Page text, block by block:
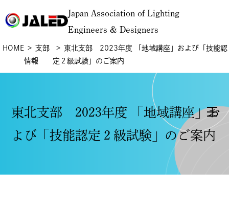
Japan Association of Lighting
Engineers & Designers
HOME
支部
情報
東北支部 2023年度 「地域講座」および「技能認
定２級試験」のご案内
東北支部 2023年度 「地域講座」お
よび「技能認定２級試験」のご案内